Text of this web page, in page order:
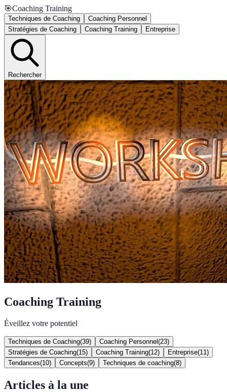
🎯Coaching Training
Techniques de Coaching
Coaching Personnel
Stratégies de Coaching
Coaching Training Entreprise
Rechercher
Coaching Training
Éveillez votre potentiel
Techniques de Coaching(39) Coaching Personnel (23)
Stratégies de Coaching(15) Coaching Training(12) Entreprise(11 )
Tendances(10) Concepts(9) Techniques de coaching(8)
Articles à la une